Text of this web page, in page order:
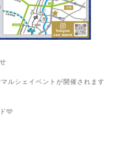
ルシェイベントが開催されます
🩵